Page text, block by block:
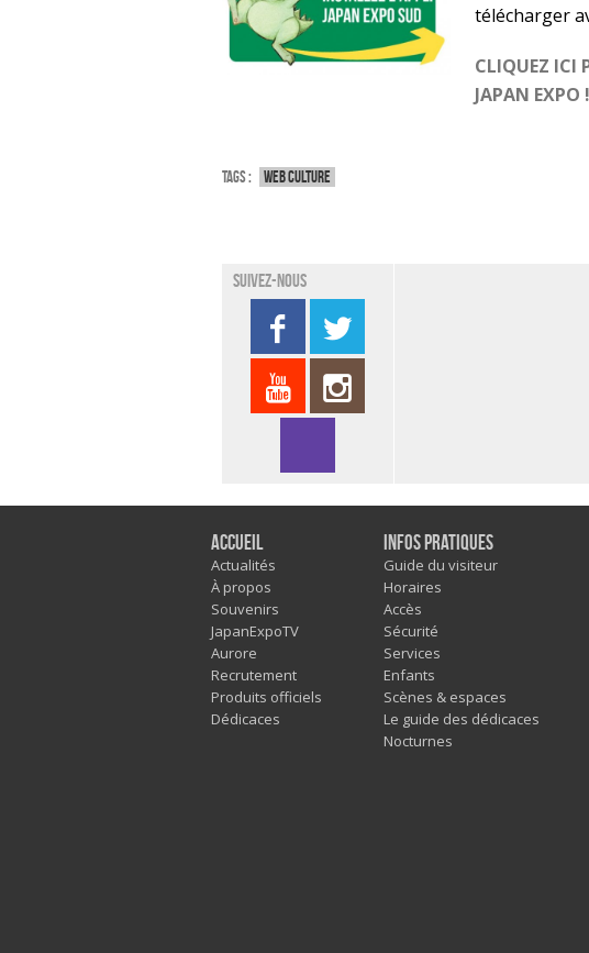
télécharger
CLIQUEZ ICI
JAPAN EXPO !
Tags : Web culture
Suivez-nous
Accueil
Actualités
À propos
Souvenirs
JapanExpoTV
Aurore
Recrutement
Produits officiels
Dédicaces
Infos pratiques
Guide du visiteur
Horaires
Accès
Sécurité
Services
Enfants
Scènes & espaces
Le guide des dédicaces
Nocturnes